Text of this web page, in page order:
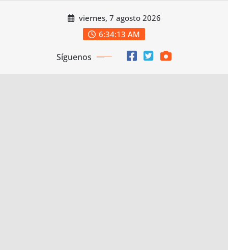
viernes, 7 agosto 2026
6:34:14 AM
Síguenos